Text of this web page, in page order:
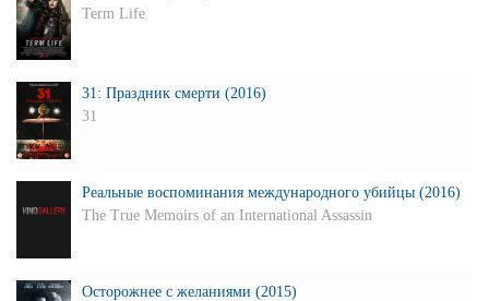
Term Life
31: Праздник смерти (2016)
31
Реальные воспоминания международного убийцы (2016)
The True Memoirs of an International Assassin
Осторожнее с желаниями (2015)